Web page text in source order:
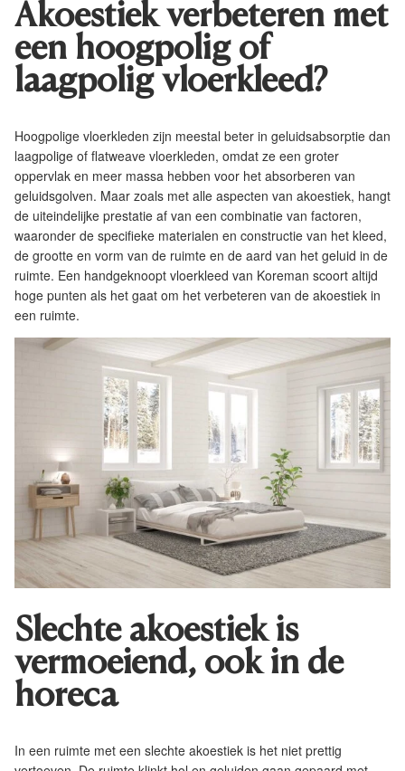
Akoestiek verbeteren met
een hoogpolig of
laagpolig vloerkleed?
Hoogpolige vloerkleden zijn meestal beter in geluidsabsorptie dan
laagpolige of flatweave vloerkleden, omdat ze een groter
oppervlak en meer massa hebben voor het absorberen van
geluidsgolven. Maar zoals met alle aspecten van akoestiek, hangt
de uiteindelijke prestatie af van een combinatie van factoren,
waaronder de specifieke materialen en constructie van het kleed,
de grootte en vorm van de ruimte en de aard van het geluid in de
ruimte. Een handgeknoopt vloerkleed van Koreman scoort altijd
hoge punten als het gaat om het verbeteren van de akoestiek in
een ruimte.
Slechte akoestiek is
vermoeiend, ook in de
horeca
In een ruimte met een slechte akoestiek is het niet prettig